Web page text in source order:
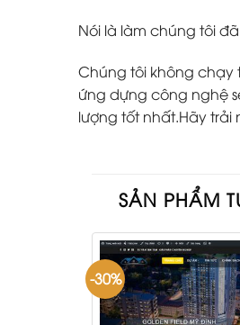
Nói là làm chúng tôi
Chúng tôi không chạy
ứng dựng công nghệ
lượng tốt nhất.Hãy
SẢN PHẨM
-30%